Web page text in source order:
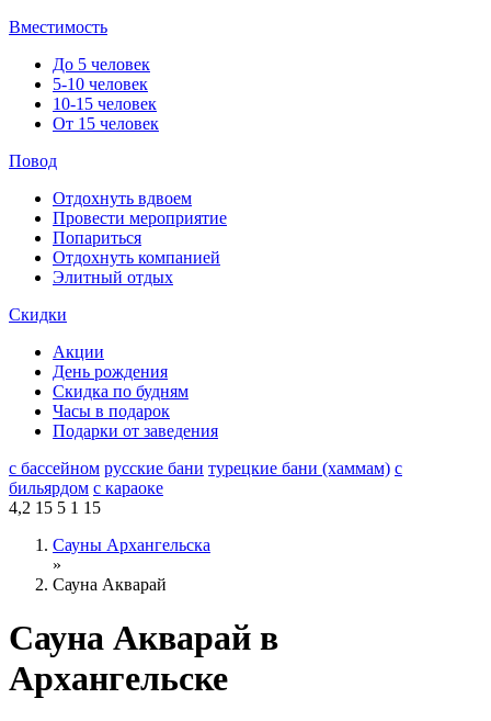
Вместимость
До 5 человек
5-10 человек
10-15 человек
От 15 человек
Повод
Отдохнуть вдвоем
Провести мероприятие
Попариться
Отдохнуть компанией
Элитный отдых
Скидки
Акции
День рождения
Скидка по будням
Часы в подарок
Подарки от заведения
с бассейном русские бани турецкие бани (хаммам) с
бильярдом с караоке
4,2 15 5 1 15
Сауны Архангельска
»
Сауна Акварай
Сауна Акварай в
Архангельске